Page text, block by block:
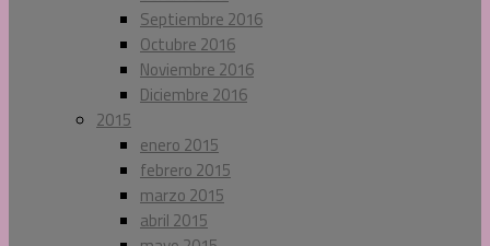
Septiembre 2016
Octubre 2016
Noviembre 2016
Diciembre 2016
2015
enero 2015
febrero 2015
marzo 2015
abril 2015